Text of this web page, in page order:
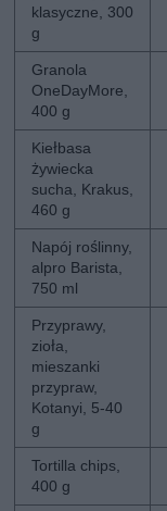
klasyczne, 300
g
Granola
OneDayMore,
400 g
Kiełbasa
żywiecka
sucha, Krakus,
460 g
Napój roślinny,
alpro Barista,
750 ml
Przyprawy,
zioła,
mieszanki
przypraw,
Kotanyi, 5-40
g
Tortilla chips,
400 g